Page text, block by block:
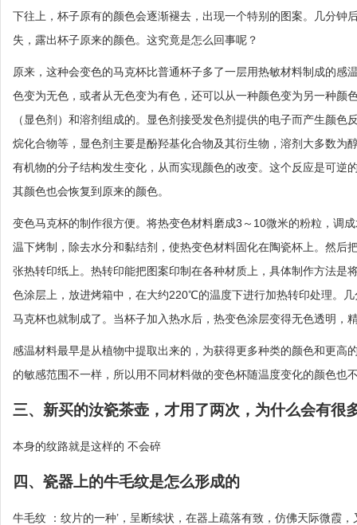
下往上，杯子原有的颜色会逐渐褪去，出现一个特别的图案。几分
失，露出杯子原来的颜色。这究竟是怎么回事呢？
原来，这种会变色的马克杯比普通杯子多了一层用热敏材料制成的
色变为无色，或者从无色变为有色，还可以从一种颜色变为另一种
（显色剂）和溶剂组成的。显色剂接受发色剂提供的电子而产生颜
烷化合物等，显色剂主要是酚羟基化合物及其衍生物，溶剂大多数
有机物的分子结构发生变化，从而实现颜色的改变。这个反应是可
其颜色也会恢复到原来的颜色。
变色马克杯的制作很方便。将热变色材料磨成3～10微米的粉粒，调
温下烤制，除去水分和黏结剂，使热变色材料固化在陶瓷杯上。然后
张热转印纸上。热转印能把图案印制在各种材质上，具体制作方法
色涂层上，放进烤箱中，在大约220℃的温度下进行加热转印处理。
马克杯也就制成了。当杯子加入热水后，热变色涂层变得无色透明，
感温材料最早是从植物中提取出来的，为获得更多种类的颜色和更
的敏感范围不一样，所以用不同材料做的变色杯随温度变化的颜色也
三、新买的汝瓷茶壶，才用了两次，为什么会有很
本身的纹路就是这样的 不会碎
四、瓷器上的牛毛纹是怎么形成的
牛毛纹 ：纹片的一种’，呈断续状，在器上疏落有致，仿佛天际微霞